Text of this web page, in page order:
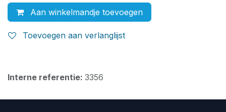
Aan winkelmandje toevoegen
Toevoegen aan verlanglijst
Interne referentie: 3356